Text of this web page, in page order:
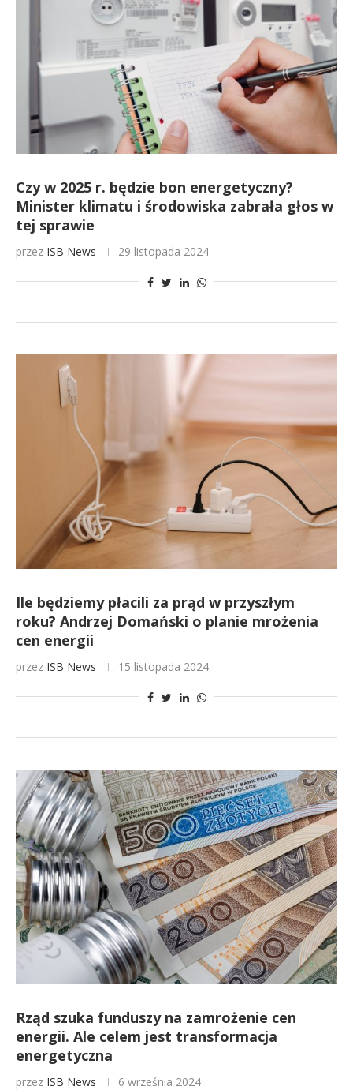
Czy w 2025 r. będzie bon energetyczny?
Minister klimatu i środowiska zabrała głos w
tej sprawie
przez ISB News 29 listopada 2024
Ile będziemy płacili za prąd w przyszłym
roku? Andrzej Domański o planie mrożenia
cen energii
przez ISB News 15 listopada 2024
Rząd szuka funduszy na zamrożenie cen
energii. Ale celem jest transformacja
energetyczna
przez ISB News 6 września 2024